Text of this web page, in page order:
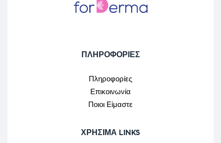
ΠΛΗΡΟΦΟΡΙΕΣ
Πληροφορίες
Επικοινωνία
Ποιοι Είμαστε
ΧΡΉΣΙΜΑ LINKS